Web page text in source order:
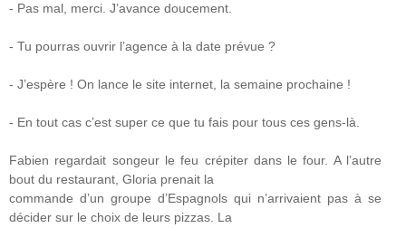
- Pas mal, merci. J’avance doucement.
- Tu pourras ouvrir l’agence à la date prévue ?
- J’espère ! On lance le site internet, la semaine prochaine !
- En tout cas c’est super ce que tu fais pour tous ces gens-là.
Fabien regardait songeur le feu crépiter dans le four. A l’autre
bout du restaurant, Gloria prenait la
commande d’un groupe d’Espagnols qui n’arrivaient pas à se
décider sur le choix de leurs pizzas. La